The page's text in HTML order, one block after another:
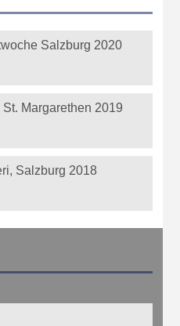
Salzburg 2020
Margarethen 2019
Salzburg 2018